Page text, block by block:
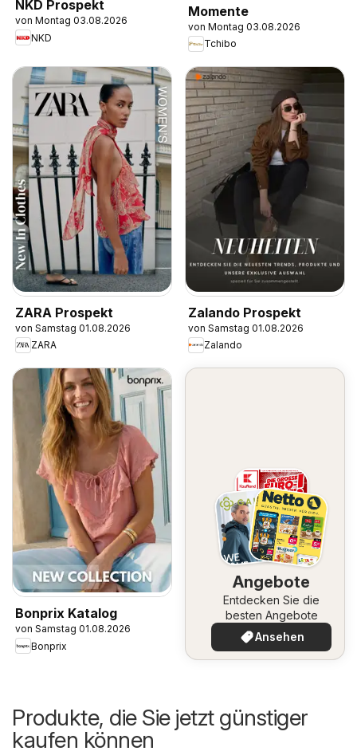
NKD Prospekt
von Montag 03.08.2026
NKD
Momente
von Montag 03.08.2026
Tchibo
ZARA Prospekt
von Samstag 01.08.2026
ZARA
Zalando Prospekt
von Samstag 01.08.2026
Zalando
Bonprix Katalog
von Samstag 01.08.2026
Bonprix
Angebote
Entdecken Sie die
besten Angebote
Ansehen
Produkte, die Sie jetzt günstiger
kaufen können